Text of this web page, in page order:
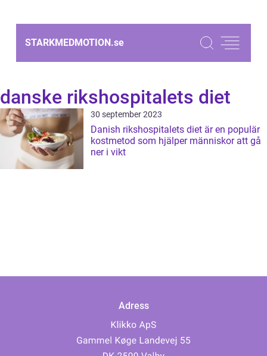
STARKMEDMOTION.se
danske rikshospitalets diet
30 september 2023
Danish rikshospitalets diet är en populär
kostmetod som hjälper människor att gå
ner i vikt
Adress